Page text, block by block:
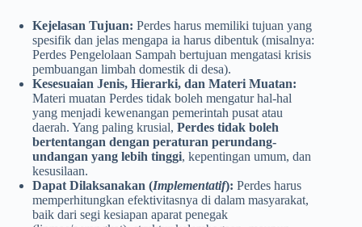
Kejelasan Tujuan: Perdes harus memiliki tujuan yang
spesifik dan jelas mengapa ia harus dibentuk (misalnya:
Perdes Pengelolaan Sampah bertujuan mengatasi krisis
pembuangan limbah domestik di desa).
Kesesuaian Jenis, Hierarki, dan Materi Muatan:
Materi muatan Perdes tidak boleh mengatur hal-hal
yang menjadi kewenangan pemerintah pusat atau
daerah. Yang paling krusial, Perdes tidak boleh
bertentangan dengan peraturan perundang-
undangan yang lebih tinggi, kepentingan umum, dan
kesusilaan.
Dapat Dilaksanakan (Implementatif): Perdes harus
memperhitungkan efektivitasnya di dalam masyarakat,
baik dari segi kesiapan aparat penegak